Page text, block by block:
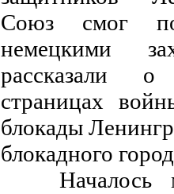
Союз смог
немецкими
рассказали
страницах
блокады
блокадного
Началось